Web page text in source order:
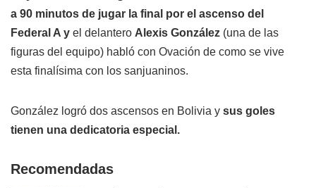
a 90 minutos de jugar la final por el ascenso del
Federal A y el delantero Alexis González (una de las
figuras del equipo) habló con Ovación de como se vive
esta finalísima con los sanjuaninos.
González logró dos ascensos en Bolivia y sus goles
tienen una dedicatoria especial.
Recomendadas